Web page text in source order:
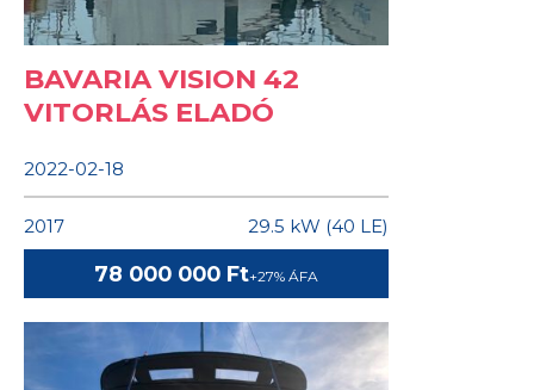
BAVARIA VISION 42
VITORLÁS ELADÓ
2022-02-18
2017 29.5 kW (40 LE)
78 000 000 Ft+27% ÁFA